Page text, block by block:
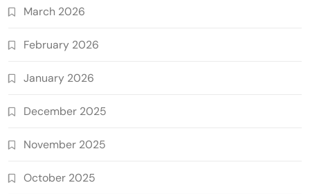
March 2026
February 2026
January 2026
December 2025
November 2025
October 2025